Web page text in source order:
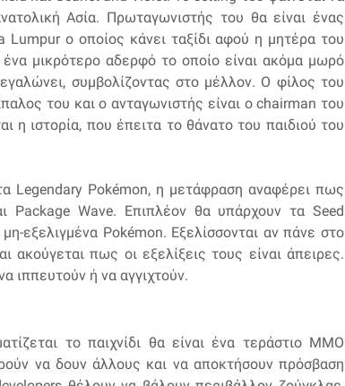
Ασία. Πρωταγωνιστής του θα είναι ένας
ο οποίος κάνει ταξίδι αφού η μητέρα του
ένα μικρότερο αδερφό το οποίο είναι ακόμα μωρό
συμβολίζοντας στο μέλλον. Ο φίλος του
του και ο ανταγωνιστής είναι ο chairman του
η ιστορία, που έπειτα το θάνατο του παιδιού του
Legendary Pokémon, η μετάφραση αναφέρει πως
Package Wave. Επιπλέον θα υπάρχουν τα Seed
εξελιγμένα Pokémon. Εξελίσσονται αν πάνε στο
ακούγεται πως οι εξελίξεις τους είναι άπειρες.
ιππευτούν ή να αγγιχτούν.
το παιχνίδι θα είναι ένα τεράστιο MMO
να δουν άλλους και να αποκτήσουν πρόσβαση